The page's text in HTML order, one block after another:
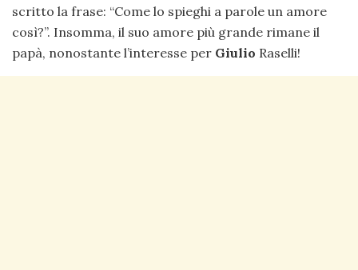
scritto la frase: “Come lo spieghi a parole un amore
così?”. Insomma, il suo amore più grande rimane il
papà, nonostante l’interesse per Giulio Raselli!